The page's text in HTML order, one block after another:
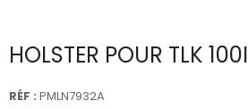
HOLSTER POUR TLK 100I
RÉF : PMLN7932A